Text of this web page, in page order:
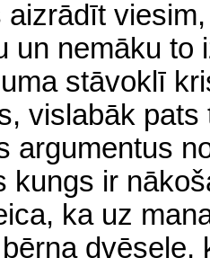
aizrādīt
un nemāku to
stāvoklī
vislabāk
argumentus
kungs ir
ka uz
dvēsele,